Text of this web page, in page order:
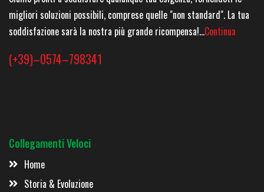
migliori soluzioni possibili, comprese quelle "non standard". La tua
soddisfazione sarà la nostra più grande ricompensa!...Continua
(+39)–0574–798341
Collegamenti Veloci
Home
Storia & Evoluzione